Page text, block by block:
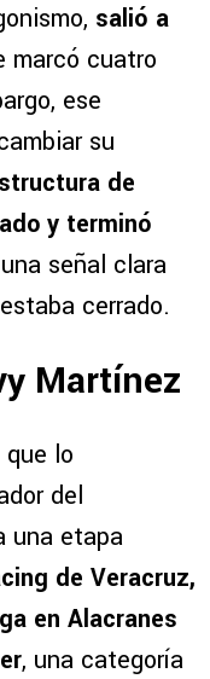
salió a
marcó cuatro
ese
su
de
y terminó
señal clara
cerrado.
Martínez
lo
del
una etapa
de Veracruz,
en Alacranes
, una categoría